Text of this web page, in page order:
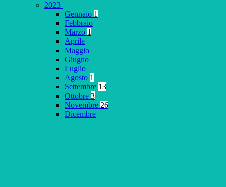
2023
Gennaio 1
Febbraio
Marzo 1
Aprile
Maggio
Giugno
Luglio
Agosto 1
Settembre 13
Ottobre 3
Novembre 26
Dicembre